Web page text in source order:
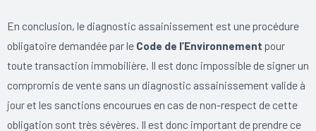
En conclusion, le diagnostic assainissement est une procédure
obligatoire demandée par le Code de l’Environnement pour
toute transaction immobilière. Il est donc impossible de signer un
compromis de vente sans un diagnostic assainissement valide à
jour et les sanctions encourues en cas de non-respect de cette
obligation sont très sévères. Il est donc important de prendre ce